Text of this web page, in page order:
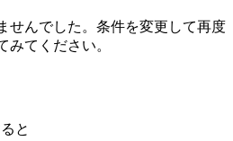
せんでした。条件を変更して再度
みてください。
と